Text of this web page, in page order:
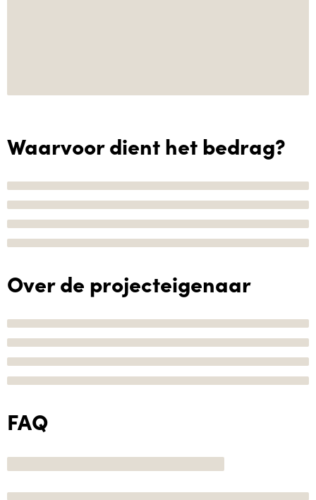
Waarvoor dient het bedrag?
Over de projecteigenaar
FAQ